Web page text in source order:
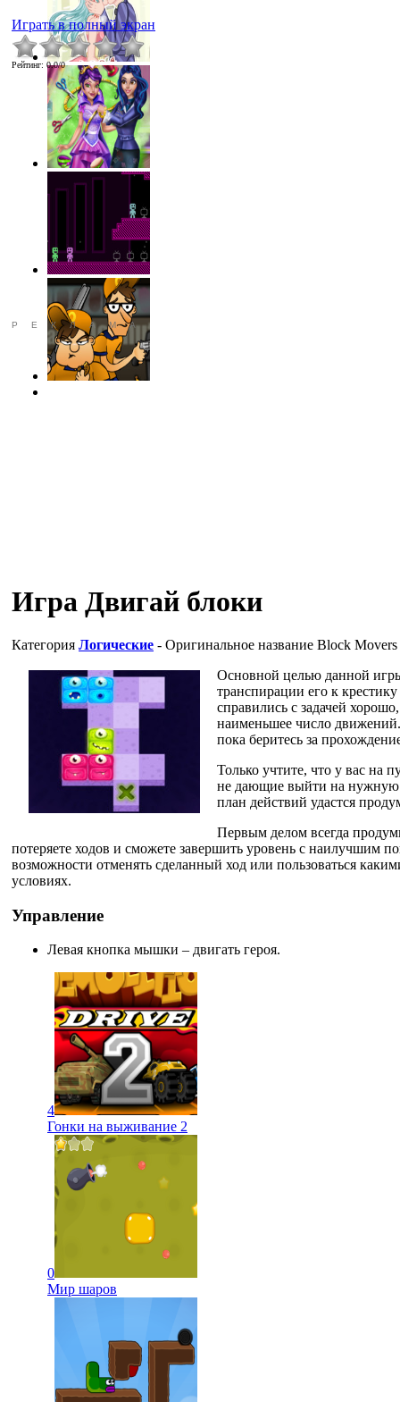
Играть в полный экран
Рейтинг: 0.0/0
РЕКЛАМА
Игра Двигай блоки
Категория Логические - Оригинальное название Block Movers
Основной целью данной
транспирации его к
справились с задачей
наименьшее число
пока беритесь за
Только учтите, что у вас на
не дающие выйти на нужную
план действий удастся
Первым делом всегда
потеряете ходов и сможете завершить уровень с наилучшим
возможности отменять сделанный ход или пользоваться
условиях.
Управление
Левая кнопка мышки – двигать героя.
4
Гонки на выживание 2
0
Мир шаров